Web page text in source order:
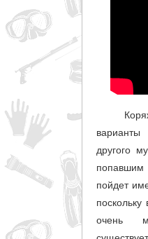
варианты
другого
попавшим
пойдет
очень